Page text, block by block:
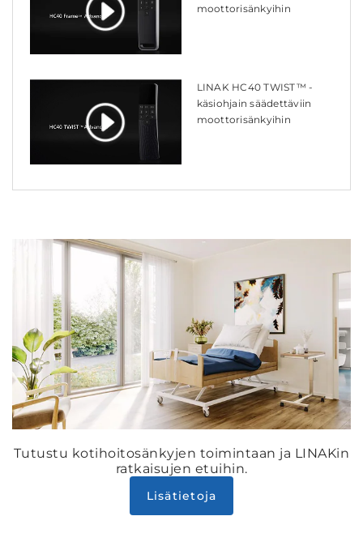
moottorisänkyihin
LINAK HC40 TWIST™ -
käsiohjain säädettäviin
moottorisänkyihin
Tutustu kotihoitosänkyjen toimintaan ja LINAKin
ratkaisujen etuihin.
Lisätietoja